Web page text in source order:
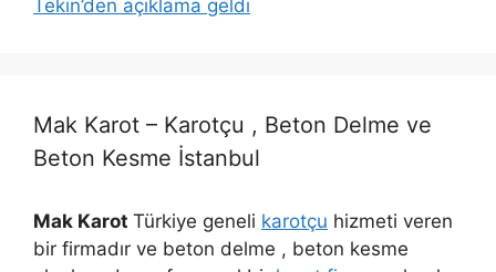
Tekin’den açıklama geldi
Mak Karot – Karotçu , Beton Delme ve
Beton Kesme İstanbul
Mak Karot Türkiye geneli karotçu hizmeti veren
bir firmadır ve beton delme , beton kesme